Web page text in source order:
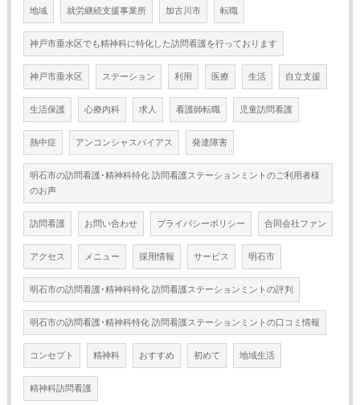
地域 就労継続支援事業所 加古川市 転職
神戸市垂水区でも精神科に特化した訪問看護を行っております
神戸市垂水区 ステーション 利用 医療 生活 自立支援
生活保護 心療内科 求人 看護師転職 児童訪問看護
熱中症 アンコンシャスバイアス 発達障害
明石市の訪問看護･精神科特化 訪問看護ステーションミントのご利用者様
のお声
訪問看護 お問い合わせ プライバシーポリシー 合同会社ファン
アクセス メニュー 採用情報 サービス 明石市
明石市の訪問看護･精神科特化 訪問看護ステーションミントの評判
明石市の訪問看護･精神科特化 訪問看護ステーションミントの口コミ情報
コンセプト 精神科 おすすめ 初めて 地域生活
精神科訪問看護